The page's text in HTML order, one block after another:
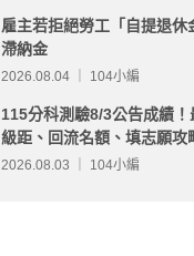
雇主若拒絕勞工「自提退休
滯納金
2026.08.04 ｜ 104小編
115分科測驗8/3公告成績
級距、回流名額、填志願攻
分析
2026.08.03 ｜ 104小編